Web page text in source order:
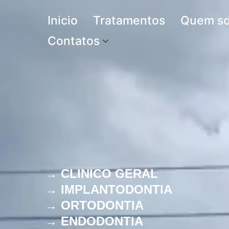
Inicio Tratamentos
Quem
Contatos
→ CLINICO GERAL
→ IMPLANTODONTIA
→ ORTODONTIA
→ ENDODONTIA